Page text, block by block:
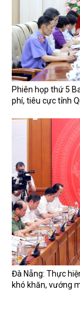
Phiên họp thứ 5
phí, tiêu cực tỉnh
Đà Nẵng: Thực
khó khăn, vướng